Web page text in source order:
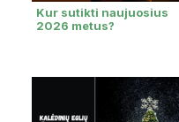
Kur sutikti naujuosius
2026 metus?